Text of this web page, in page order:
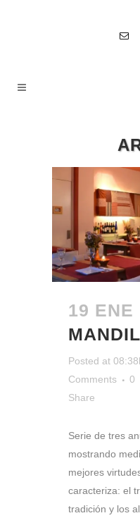
19 ENE
Posted at
Comments
0
Share
Serie de tres
mostrando
mejores
caracteriza: el
tradición y los